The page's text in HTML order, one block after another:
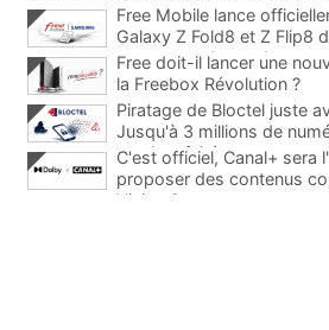
Free Mobile lance
Galaxy Z Fold8 et Z Flip8
promos et des cadeaux
Free doit-il lancer une
la Freebox Révolution ?
Piratage de Bloctel juste
Jusqu'à 3 millions de
auraient fuité
C'est officiel, Canal+ sera
proposer des contenus
Vision 2